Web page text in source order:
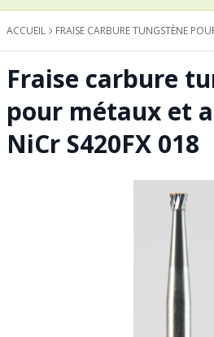
ACCUEIL FRAISE CARBURE TUNGSTÈNE
Fraise carbure
pour métaux et
NiCr S420FX 018